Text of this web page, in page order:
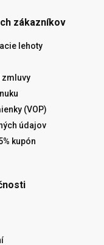
zákazníkov
lehoty
zmluvy
(VOP)
údajov
kupón